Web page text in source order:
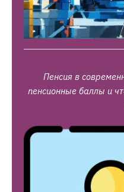
Пенсия в
пенсионные баллы и